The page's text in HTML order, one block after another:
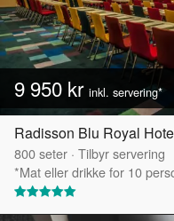
9 950 kr inkl. servering*
Radisson Blu Royal
800seter · Tilbyr servering
*Mat eller drikke for 10